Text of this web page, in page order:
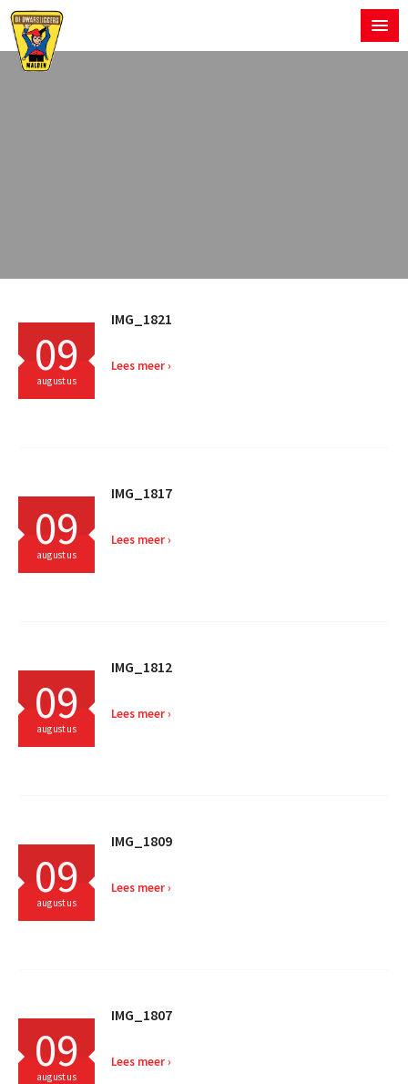
09
augustus
IMG_1821
Lees meer
09
augustus
IMG_1817
Lees meer
09
augustus
IMG_1812
Lees meer
09
augustus
IMG_1809
Lees meer
09
augustus
IMG_1807
Lees meer